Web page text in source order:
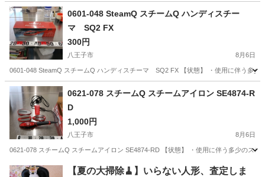
茨城 常陸大宮市0601-048 SteamQ スチームQ ハンディスチー
マ SQ2 FX
300円
八王子市 8月6日
0601-048 SteamQ スチームQ ハンディスチーマ SQ2 FX 【状態】 ・使用に伴う多少
東京 八王子市 現地
0621-078 スチームQ スチームアイロン SE4874-R
D
1,000円
八王子市 8月6日
0621-078 スチームQ スチームアイロン SE4874-RD 【状態】 ・使用に伴う多少のス
東京 八王子市 生活家電 スチーム
【夏の大掃除🧹】いらない人形、査定しま